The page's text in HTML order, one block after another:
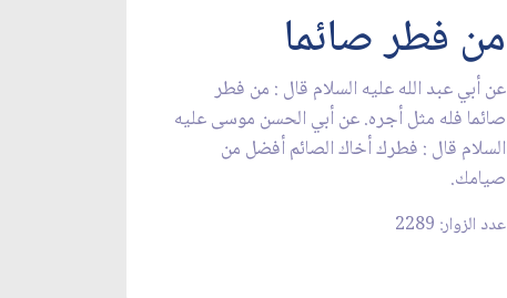
من فطر صائما
عن أبي عبد الله عليه السلام قال : من فطر
صائما فله مثل أجره. عن أبي الحسن موسى عليه
السلام قال : فطرك أخاك الصائم أفضل من
صيامك.
عدد الزوار: 2289